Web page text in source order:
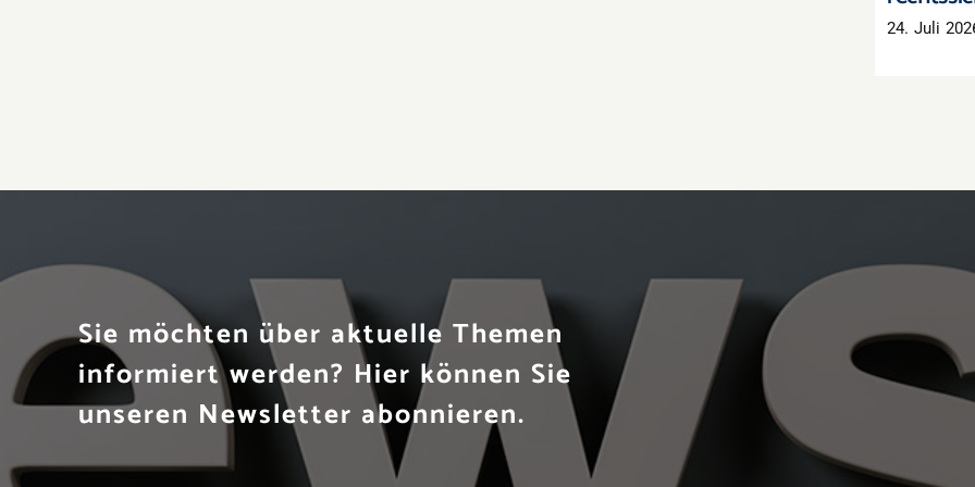
24. Juli
Sie möchten über aktuelle Themen
informiert werden? Hier können Sie
unseren Newsletter abonnieren.